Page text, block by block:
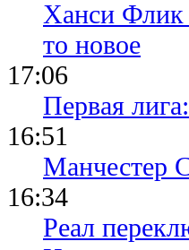
Ханси Флик
то новое
17:06
Первая
16:51
Манчестер
16:34
Реал